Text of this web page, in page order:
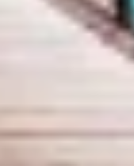
Identifier les
informations
Finalités de traitement